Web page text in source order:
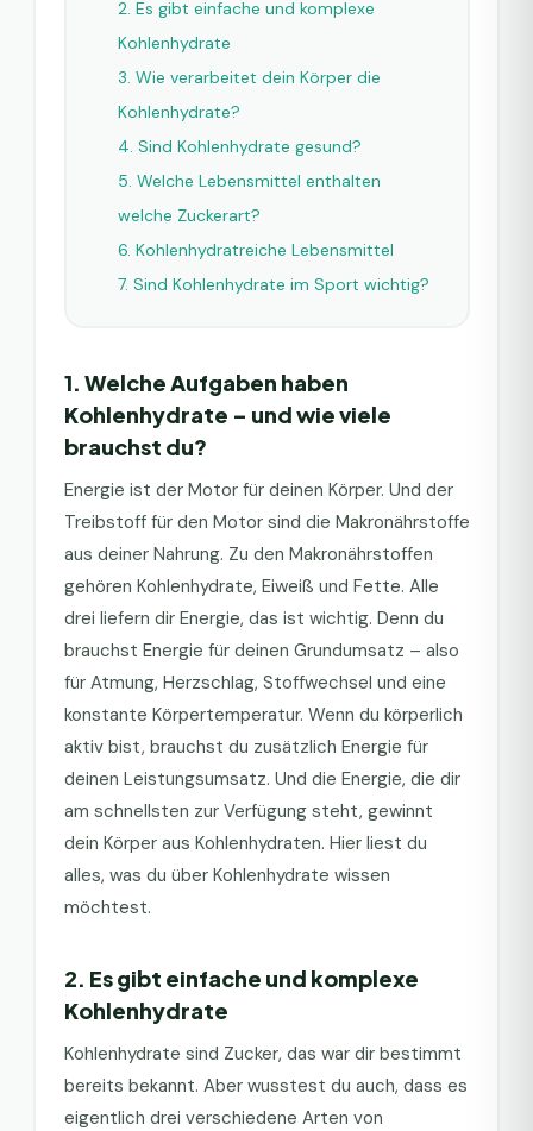
2. Es gibt einfache und komplexe
Kohlenhydrate
3. Wie verarbeitet dein Körper die
Kohlenhydrate?
4. Sind Kohlenhydrate gesund?
5. Welche Lebensmittel enthalten
welche Zuckerart?
6. Kohlenhydratreiche Lebensmittel
7. Sind Kohlenhydrate im Sport wichtig?
1. Welche Aufgaben haben
Kohlenhydrate – und wie viele
brauchst du?
Energie ist der Motor für deinen Körper. Und der
Treibstoff für den Motor sind die Makronährstoffe
aus deiner Nahrung. Zu den Makronährstoffen
gehören Kohlenhydrate, Eiweiß und Fette. Alle
drei liefern dir Energie, das ist wichtig. Denn du
brauchst Energie für deinen Grundumsatz – also
für Atmung, Herzschlag, Stoffwechsel und eine
konstante Körpertemperatur. Wenn du körperlich
aktiv bist, brauchst du zusätzlich Energie für
deinen Leistungsumsatz. Und die Energie, die dir
am schnellsten zur Verfügung steht, gewinnt
dein Körper aus Kohlenhydraten. Hier liest du
alles, was du über Kohlenhydrate wissen
möchtest.
2. Es gibt einfache und komplexe
Kohlenhydrate
Kohlenhydrate sind Zucker, das war dir bestimmt
bereits bekannt. Aber wusstest du auch, dass es
eigentlich drei verschiedene Arten von